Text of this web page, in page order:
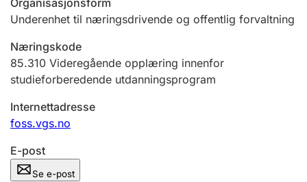
Organisasjonsform
Underenhet til næringsdrivende og offentlig forvaltning
Næringskode
85.310 Videregående opplæring innenfor
studieforberedende utdanningsprogram
Internettadresse
foss.vgs.no
E-post
Se e-post